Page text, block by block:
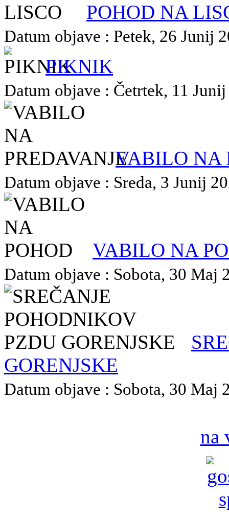
POHOD NA
Datum objave : Petek, 26 Junij
PIKNIK
Datum objave : Četrtek, 11
VABILO NA
Datum objave : Sreda, 3 Junij
VABILO NA
Datum objave : Sobota, 30 Maj
GORENJSKE
Datum objave : Sobota, 30 Maj
na